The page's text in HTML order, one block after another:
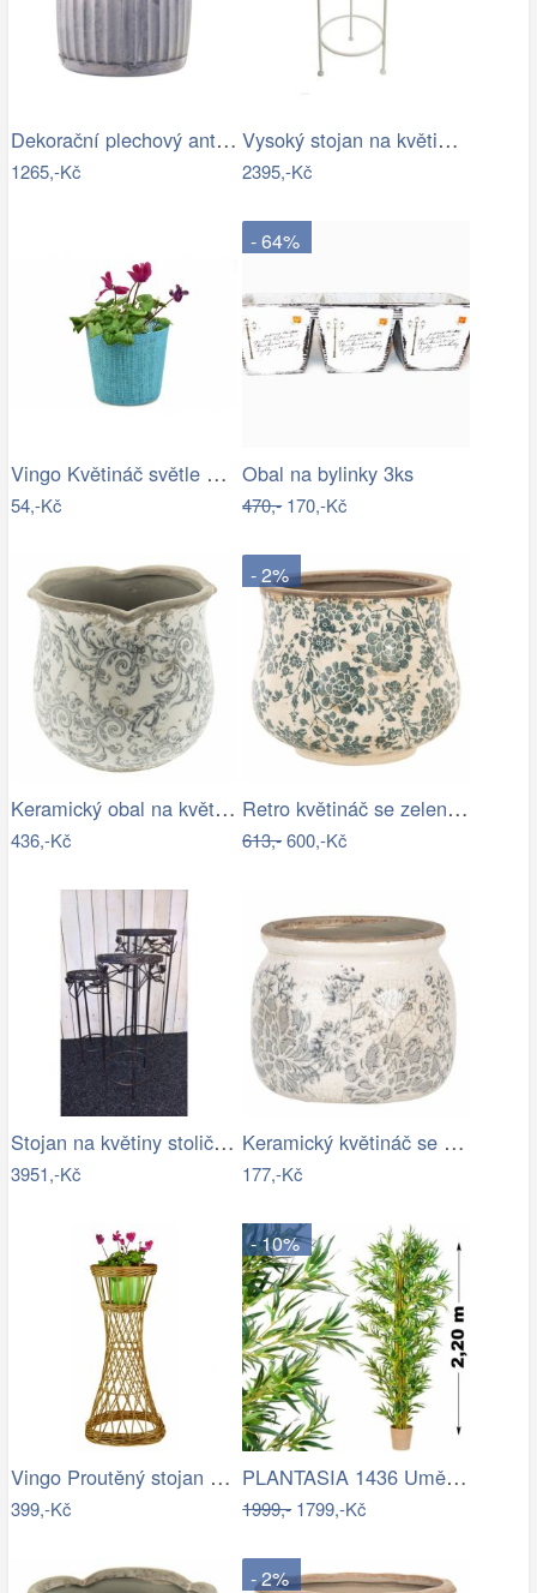
Dekorační plechový antik obal na…
1265,-Kč
Vysoký stojan na květiny provence - SD
2395,-Kč
Vingo Květináč světle modrý s…
54,-Kč
- 64%
Obal na bylinky 3ks
470,-170,-Kč
Keramický obal na květináč s ornamenty …
436,-Kč
- 2%
Retro květináč se zelenými květy Tien…
613,-600,-Kč
Stojan na květiny stolička - IS
3951,-Kč
Keramický květináč se šedými květy…
177,-Kč
Vingo Proutěný stojan na květiny…
399,-Kč
- 10%
PLANTASIA 1436 Umělá květina strom - …
1999,-1799,-Kč
- 2%